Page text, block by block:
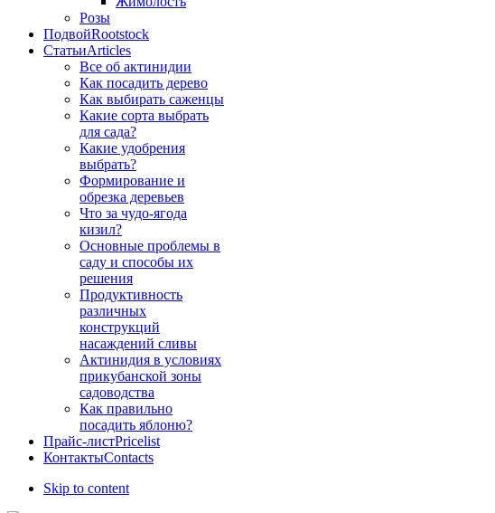
Розы
ПодвойRootstock
СтатьиArticles
Все об актинидии
Как посадить дерево
Как выбирать саженцы
Какие сорта выбрать
для сада?
Какие удобрения
выбрать?
Формирование и
обрезка деревьев
Что за чудо-ягода
кизил?
Основные проблемы в
саду и способы их
решения
Продуктивность
различных
конструкций
насаждений сливы
Актинидия в условиях
прикубанской зоны
садоводства
Как правильно
посадить яблоню?
Прайс-листPricelist
КонтактыContacts
Skip to content